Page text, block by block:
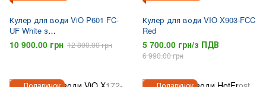
Кулер для води ViO P601 FC-
UF White з
ультрафільтраційною
системою очищення
10 900.00 грн 12 800.00 грн
Кулер для води VIO X903-FCC
Red
5 700.00 грн/з ПДВ
6 990.00 грн
Подарунок Подарунок